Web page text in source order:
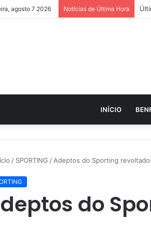
agosto 7 2026 Notícias de Última Hora
INÍCIO
/ SPORTING / Adeptos do Sporting
do